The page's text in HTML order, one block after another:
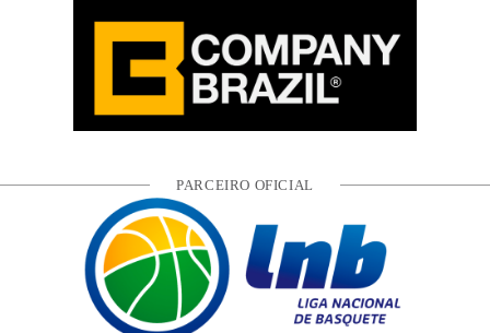
PARCEIRO OFICIAL